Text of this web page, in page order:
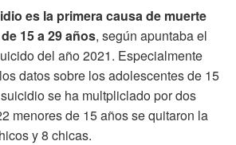
es la primera causa de muerte
15 a 29 años, según apuntaba el
del año 2021. Especialmente
datos sobre los adolescentes de 15
se ha multpliclado por dos
menores de 15 años se quitaron la
y 8 chicas.